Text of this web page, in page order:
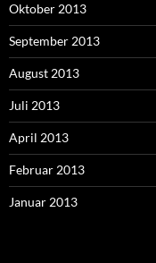
Oktober 2013
September 2013
August 2013
Juli 2013
April 2013
Februar 2013
Januar 2013